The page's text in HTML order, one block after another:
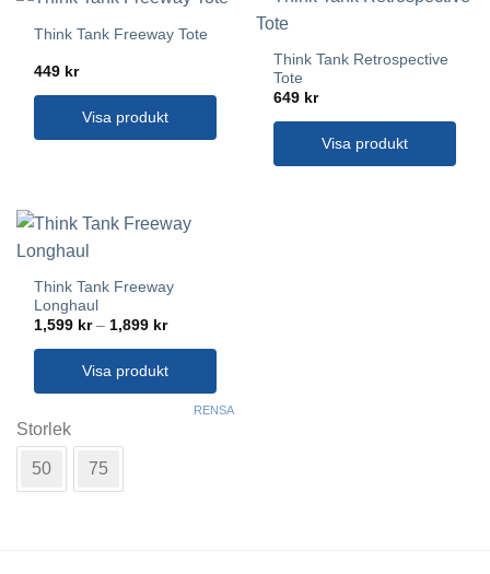
kan
på
produktsidan
Think Tank Freeway Tote
449 kr
Visa produkt
Think Tank Retrospective
Tote
649 kr
Visa produkt
Think Tank Freeway
Longhaul
1,599 kr – 1,899 krPrisintervall:
till
1,899 kr
Visa produkt
här
produkten
har
flera
Storlek
50 75
RENSA